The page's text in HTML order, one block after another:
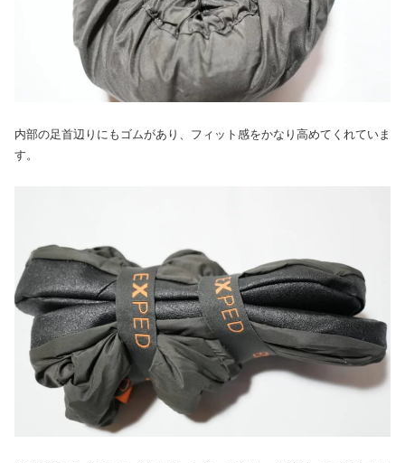
内部の足首辺りにもゴムがあり、フィット感をかなり高めてくれていま
す。